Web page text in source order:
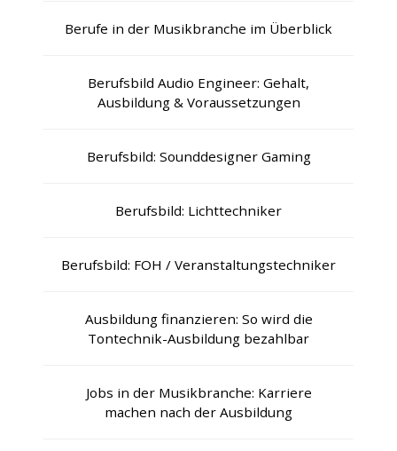
Berufe in der Musikbranche im Überblick
Berufsbild Audio Engineer: Gehalt,
Ausbildung & Voraussetzungen
Berufsbild: Sounddesigner Gaming
Berufsbild: Lichttechniker
Berufsbild: FOH / Veranstaltungstechniker
Ausbildung finanzieren: So wird die
Tontechnik-Ausbildung bezahlbar
Jobs in der Musikbranche: Karriere
machen nach der Ausbildung